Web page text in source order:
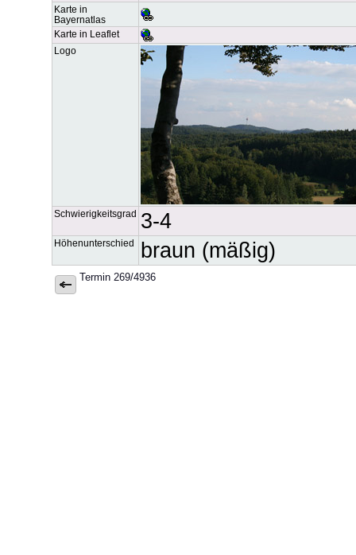
Karte in
Bayernatlas
Karte in Leaflet
Logo
Schwierigkeitsgrad 3-4
Höhenunterschied braun (mäßig)
Termin 269/4936